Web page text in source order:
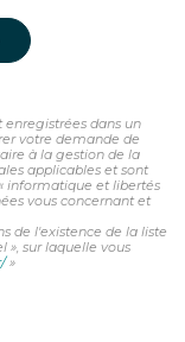
enregistrées dans un
votre demande de
à la gestion de la
applicables et sont
informatique et libertés
vous concernant et
de l'existence de la liste
sur laquelle vous
»